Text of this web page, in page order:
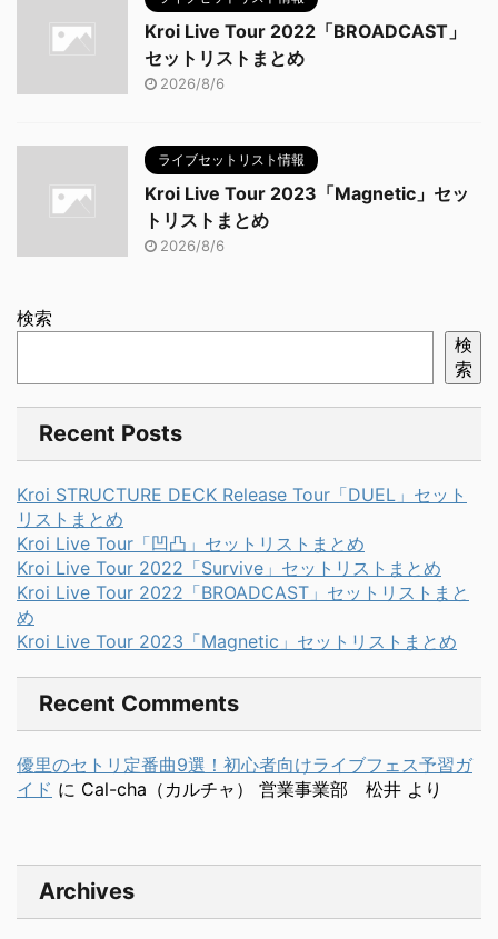
Kroi Live Tour 2022「BROADCAST」
セットリストまとめ
2026/8/6
ライブセットリスト情報
Kroi Live Tour 2023「Magnetic」セッ
トリストまとめ
2026/8/6
検索
検
索
Recent Posts
Kroi STRUCTURE DECK Release Tour「DUEL」セット
リストまとめ
Kroi Live Tour「凹凸」セットリストまとめ
Kroi Live Tour 2022「Survive」セットリストまとめ
Kroi Live Tour 2022「BROADCAST」セットリストまと
め
Kroi Live Tour 2023「Magnetic」セットリストまとめ
Recent Comments
優里のセトリ定番曲9選！初心者向けライブフェス予習ガ
イド に Cal-cha（カルチャ） 営業事業部 松井 より
Archives